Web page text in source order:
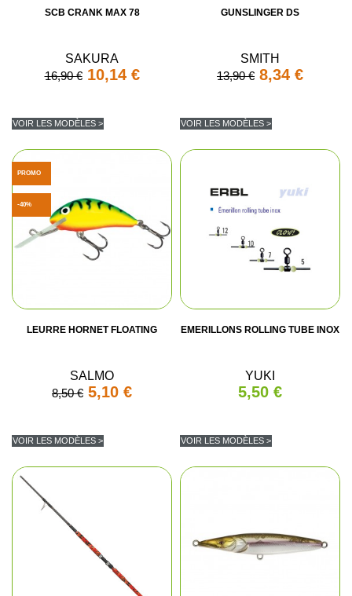
SCB CRANK MAX 78
SAKURA
16,90 € 10,14 €
VOIR LES MODÈLES >
GUNSLINGER DS
SMITH
13,90 € 8,34 €
VOIR LES MODÈLES >
LEURRE HORNET FLOATING
SALMO
8,50 € 5,10 €
VOIR LES MODÈLES >
PROMO
-40%
EMERILLONS ROLLING TUBE INOX
YUKI
5,50 €
VOIR LES MODÈLES >